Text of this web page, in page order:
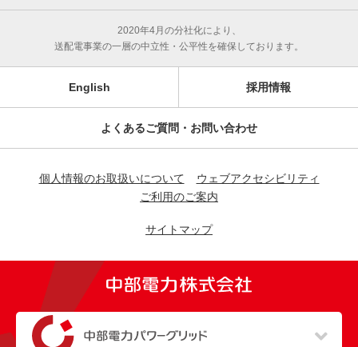
2020年4月の分社化により、
送配電事業の一層の中立性・公平性を確保しております。
English 採用情報
よくあるご質問・お問い合わせ
個人情報のお取扱いについて
ウェブアクセシビリティ
ご利用のご案内
サイトマップ